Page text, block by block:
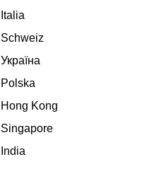
Italia
Schweiz
Україна
Polska
Hong Kong
Singapore
India